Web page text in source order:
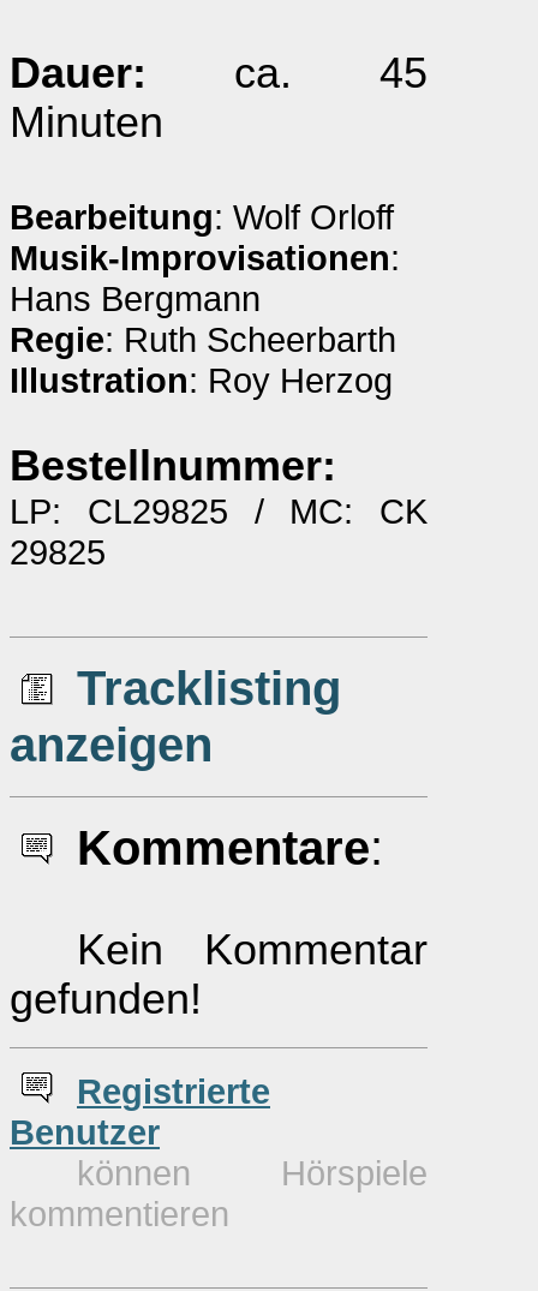
Dauer: ca. 45
Minuten
Bearbeitung: Wolf Orloff
Musik-Improvisationen:
Hans Bergmann
Regie: Ruth Scheerbarth
Illustration: Roy Herzog
Bestellnummer:
LP: CL29825 / MC: CK
29825
Tracklisting
anzeigen
Kommentare:
Kein Kommentar
gefunden!
Registrierte
Benutzer
können Hörspiele
kommentieren